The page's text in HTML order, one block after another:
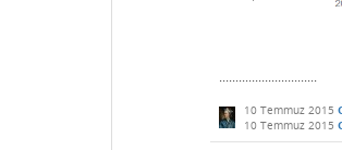
..............................
10 Temmuz 2015
10 Temmuz 2015